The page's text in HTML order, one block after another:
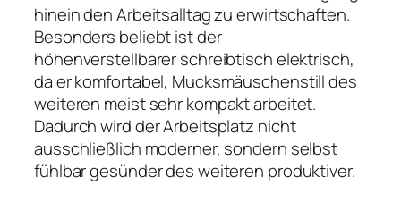
hinein den Arbeitsalltag zu erwirtschaften.
Besonders beliebt ist der
höhenverstellbarer schreibtisch elektrisch,
da er komfortabel, Mucksmäuschenstill des
weiteren meist sehr kompakt arbeitet.
Dadurch wird der Arbeitsplatz nicht
ausschließlich moderner, sondern selbst
fühlbar gesünder des weiteren produktiver.